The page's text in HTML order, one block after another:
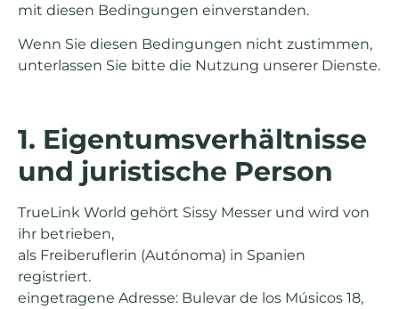
mit diesen Bedingungen einverstanden.
Wenn Sie diesen Bedingungen nicht zustimmen,
unterlassen Sie bitte die Nutzung unserer Dienste.
1. Eigentumsverhältnisse
und juristische Person
TrueLink World gehört Sissy Messer und wird von
ihr betrieben,
als Freiberuflerin (Autónoma) in Spanien
registriert.
eingetragene Adresse: Bulevar de los Músicos 18,